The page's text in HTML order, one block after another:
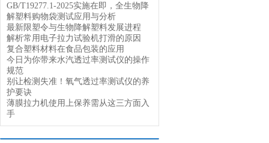
GB/T19277.1-2025实施在即，全生物降
解塑料购物袋测试应用与分析
最新限塑令与生物降解塑料发展进程
解析常用电子拉力试验机打滑的原因
复合塑料材料在食品包装的应用
今日为你带来水汽透过率测试仪的操作
规范
别让检测失准！氧气透过率测试仪的养
护要诀
薄膜拉力机使用上保养需从这三方面入
手